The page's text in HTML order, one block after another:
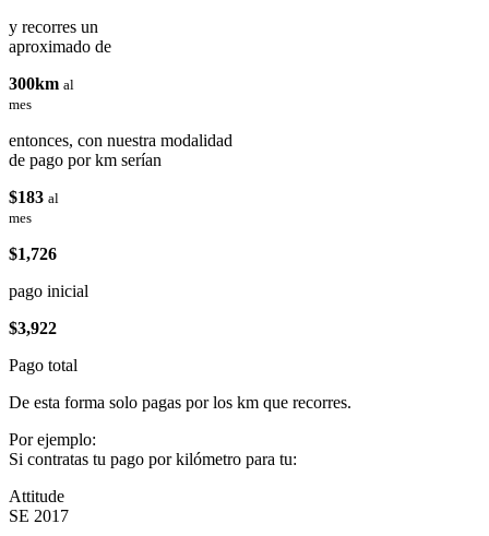
y recorres un
aproximado de
300km al
mes
entonces, con nuestra modalidad
de pago por km serían
$183 al
mes
$1,726
pago inicial
$3,922
Pago total
De esta forma solo pagas por los km que recorres.
Por ejemplo:
Si contratas tu pago por kilómetro para tu:
Attitude
SE 2017